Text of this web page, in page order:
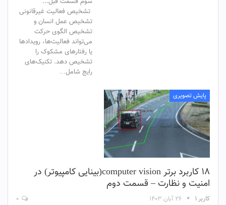
تشخیص فعالیت غیرقانونی
تشخیص عمل انسان و
تشخیص الگوی حرکت
می‌تواند فعالیت‌ها، رویدادها
یا رفتارهای مشکوک را
تشخیص دهد. تکنیک‌های
رایج شامل…
پایش تصویری
18 کاربرد برتر computer vision(بینایی کامپیوتر) در
امنیت و نظارت – قسمت دوم
کاربر ۱ ۲۶ آبان ۱۴۰۳